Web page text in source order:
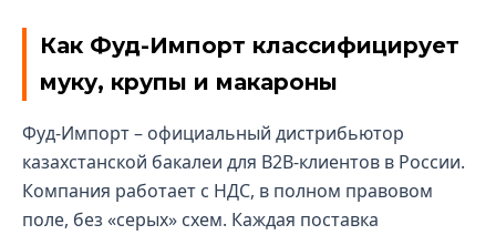
Как Фуд-Импорт классифицирует
муку, крупы и макароны
Фуд-Импорт – официальный дистрибьютор
казахстанской бакалеи для B2B-клиентов в России.
Компания работает с НДС, в полном правовом
поле, без «серых» схем. Каждая поставка